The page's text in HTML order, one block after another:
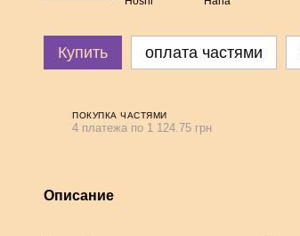
Купить оплата частями
ПОКУПКА ЧАСТЯМИ
4 платежа по 1 124.75 грн
Описание